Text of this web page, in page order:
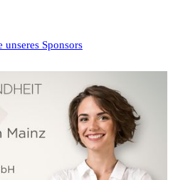
unseres Sponsors